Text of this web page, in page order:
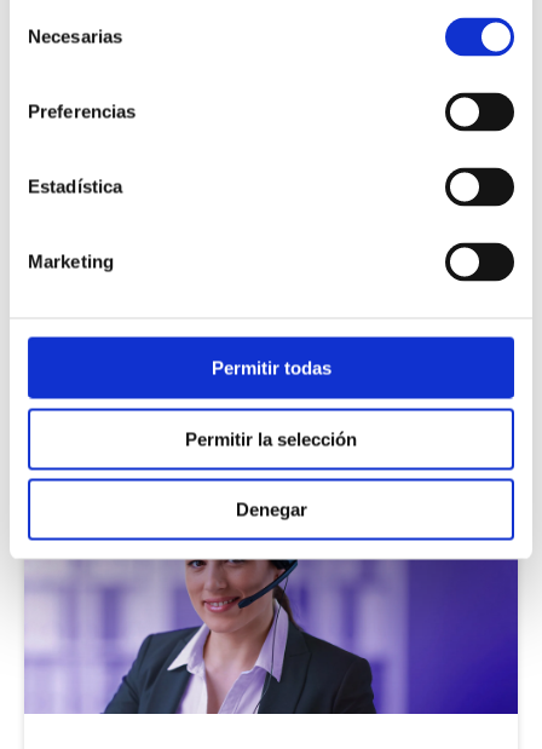
Necesarias
Preferencias
Estadística
Marketing
Permitir todas
Permitir la selección
Denegar